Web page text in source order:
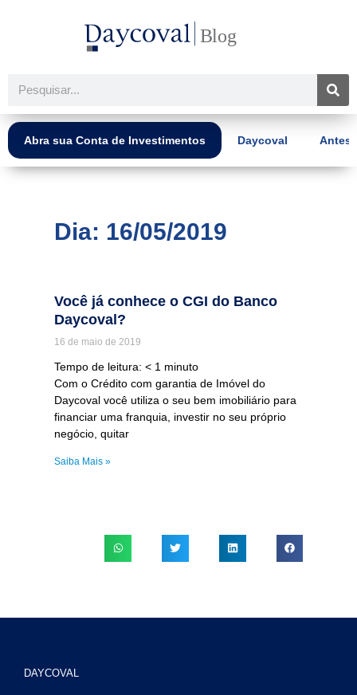
Pesquisar
Abra sua Conta de Investimentos Daycoval Antes
Dia: 16/05/2019
Você já conhece o CGI do Banco
Daycoval?
16 de maio de 2019
Tempo de leitura: < 1 minuto
Com o Crédito com garantia de Imóvel do
Daycoval você utiliza o seu bem imobiliário para
financiar uma franquia, investir no seu próprio
negócio, quitar
Saiba Mais »
DAYCOVAL